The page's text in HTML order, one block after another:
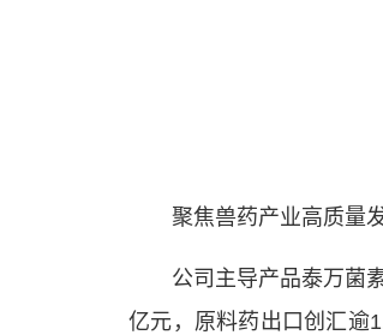
聚焦兽药产业高质量
公司主导产品泰万菌
亿元，原料药出口创汇逾